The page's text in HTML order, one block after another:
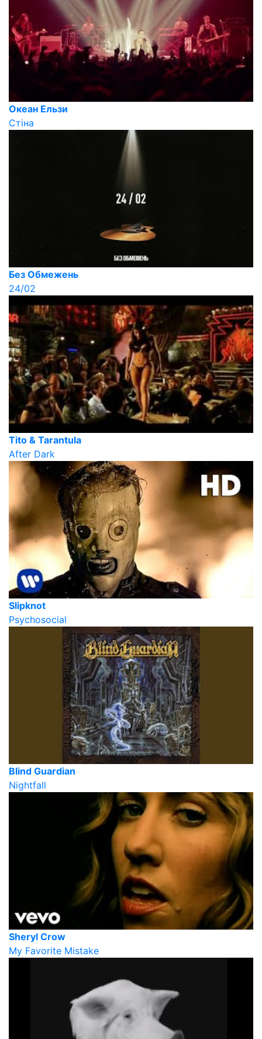
Океан Ельзи
Стіна
Без Обмежень
24/02
Tito & Tarantula
After Dark
Slipknot
Psychosocial
Blind Guardian
Nightfall
Sheryl Crow
My Favorite Mistake